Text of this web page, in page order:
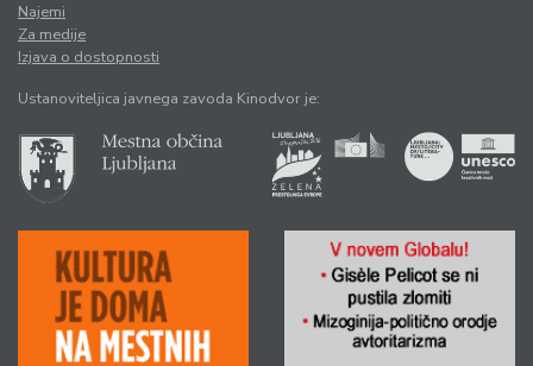
Najemi
Za medije
Izjava o dostopnosti
Ustanoviteljica javnega zavoda Kinodvor je: